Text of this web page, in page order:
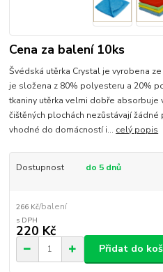
Cena za balení 10ks
Švédská utěrka Crystal je vyrobena
je složena z 80% polyesteru a 20%
tkaniny utěrka velmi dobře absorbuje
čištěných plochách nezůstávají žádné
vhodné do domácností i... celý popis
Dostupnost do 5 dnů
266 Kč/balení
220 Kč
Přidat do